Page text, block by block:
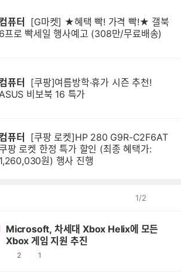
컴퓨터
6프로 빡세일 행사예고 (308만/무료배송)
컴퓨터
비보북 16 특가
컴퓨터
팡 로켓 한정 특가 할인 (최종 혜택가:
1,260,030원) 행사 진행
1/2
Microsoft, 차세대 Xbox Helix에 모든
Xbox 게임 지원 추진
공
2
댓1